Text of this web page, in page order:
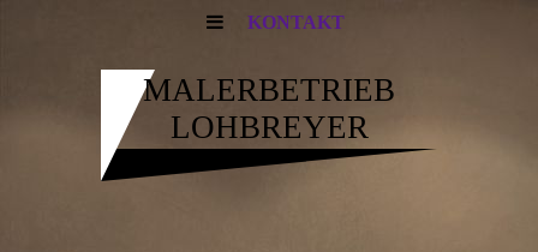
KONTAKT
MALERBETRIEB
LOHBREYER